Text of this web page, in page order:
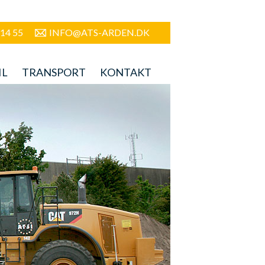
55 INFO@ATS-ARDEN.DK
TRANSPORT KONTAKT